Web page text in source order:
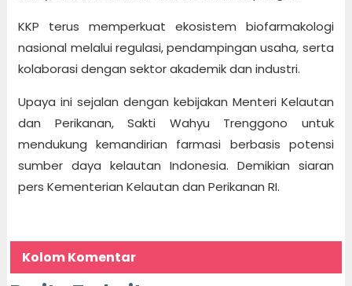
KKP terus memperkuat ekosistem biofarmakologi
nasional melalui regulasi, pendampingan usaha, serta
kolaborasi dengan sektor akademik dan industri.
Upaya ini sejalan dengan kebijakan Menteri Kelautan
dan Perikanan, Sakti Wahyu Trenggono untuk
mendukung kemandirian farmasi berbasis potensi
sumber daya kelautan Indonesia. Demikian siaran
pers Kementerian Kelautan dan Perikanan RI.
Kolom Komentar